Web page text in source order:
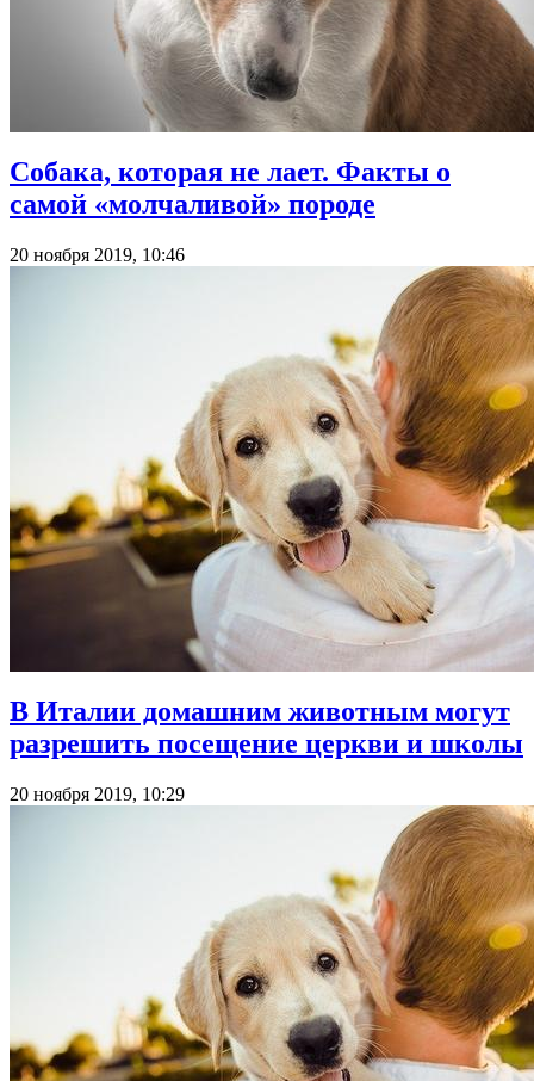
Собака, которая не лает. Факты о
самой «молчаливой» породе
20 ноября 2019, 10:46
В Италии домашним животным могут
разрешить посещение церкви и школы
20 ноября 2019, 10:29